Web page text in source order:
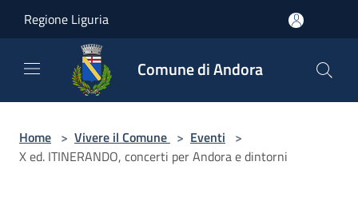
Regione Liguria
Comune di Andora
Home > Vivere il Comune > Eventi >
X ed. ITINERANDO, concerti per Andora e dintorni